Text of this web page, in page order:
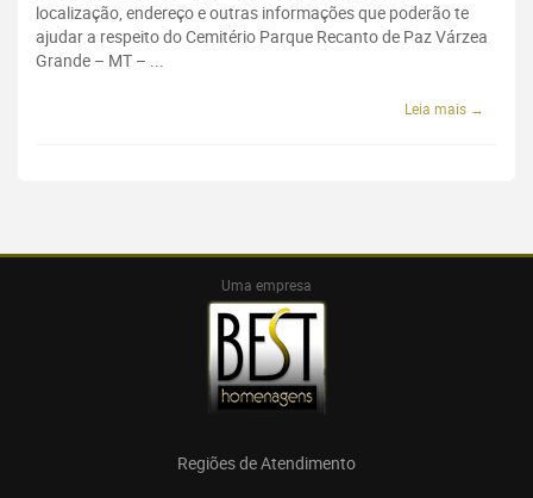
localização, endereço e outras informações que poderão te
ajudar a respeito do Cemitério Parque Recanto de Paz Várzea
Grande – MT – ...
Leia mais →
Uma empresa
Regiões de Atendimento